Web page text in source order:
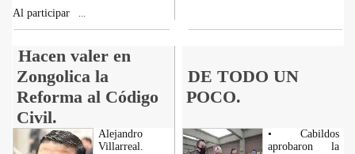
Al participar
Hacen valer en
Zongolica la
Reforma al Código
Civil.
DE TODO UN
POCO.
Alejandro
Villarreal.
• Cabildos
aprobaron la